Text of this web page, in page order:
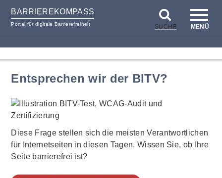
BARRIEREKOMPASS
Portal für digitale Barrierefreiheit SUCHE MENÜ
Entsprechen wir der BITV?
Diese Frage stellen sich die meisten Verantwortlichen
für Internetseiten in diesen Tagen. Wissen Sie, ob Ihre
Seite barrierefrei ist?